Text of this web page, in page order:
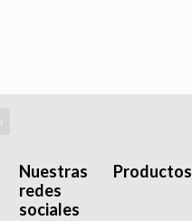
›
Nuestras
redes
sociales
Productos